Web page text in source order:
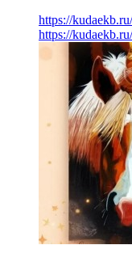
https://
https://